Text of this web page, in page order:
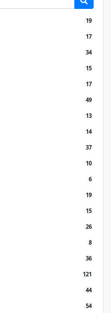
19
17
34
15
17
49
13
14
37
10
6
19
15
26
8
36
121
44
54